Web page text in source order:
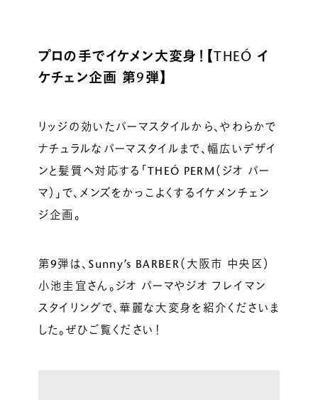
プロの手でイケメン大変身！【THEÓ イ
ケチェン企画 第9弾】
リッジの効いたパーマスタイルから、やわらかで
ナチュラルなパーマスタイルまで、幅広いデザイ
ンと髪質へ対応する「THEÓ PERM（ジオ パー
マ）」で、メンズをかっこよくするイケメンチェン
ジ企画。
第9弾は、Sunny’s BARBER（大阪市 中央区）
小池圭宜さん。ジオ パーマやジオ フレイマン
スタイリングで、華麗な大変身を紹介くださいま
した。ぜひご覧ください！